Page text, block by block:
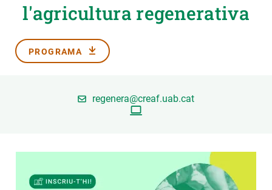
l'agricultura regenerativa
PROGRAMA
regenera@creaf.uab.cat
UNEIX-TE A NOSALTRES
PARTICIPA